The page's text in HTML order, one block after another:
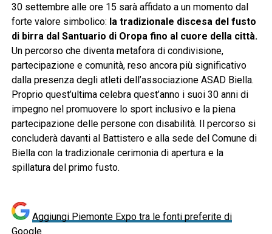
30 settembre alle ore 15 sarà affidato a un momento dal
forte valore simbolico: la tradizionale discesa del fusto
di birra dal Santuario di Oropa fino al cuore della città.
Un percorso che diventa metafora di condivisione,
partecipazione e comunità, reso ancora più significativo
dalla presenza degli atleti dell’associazione ASAD Biella.
Proprio quest’ultima celebra quest’anno i suoi 30 anni di
impegno nel promuovere lo sport inclusivo e la piena
partecipazione delle persone con disabilità. Il percorso si
concluderà davanti al Battistero e alla sede del Comune di
Biella con la tradizionale cerimonia di apertura e la
spillatura del primo fusto.
Aggiungi Piemonte Expo tra le fonti preferite di
Google